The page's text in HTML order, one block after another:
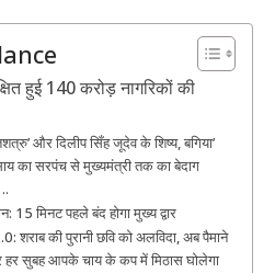
हुई 140 करोड़ नागरिकों की
और दिलीप सिँह जूदेव के शिष्य, बगिया’
का सरपंच से मुख्यमंत्री तक का बेदाग
15 मिनट पहले बंद होगा मुख्य द्वार
शराब की पुरानी छवि को अलविदा, अब पैमाने
हर सुबह आपके चाय के कप में मिठास घोलेगा